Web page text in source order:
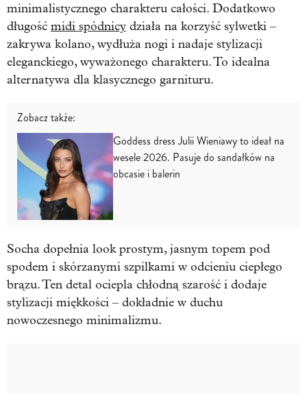
minimalistycznego charakteru całości. Dodatkowo
długość midi spódnicy działa na korzyść sylwetki –
zakrywa kolano, wydłuża nogi i nadaje stylizacji
eleganckiego, wyważonego charakteru. To idealna
alternatywa dla klasycznego garnituru.
Zobacz także:
Goddess dress Julii Wieniawy to ideał na
wesele 2026. Pasuje do sandałków na
obcasie i balerin
Socha dopełnia look prostym, jasnym topem pod
spodem i skórzanymi szpilkami w odcieniu ciepłego
brązu. Ten detal ociepla chłodną szarość i dodaje
stylizacji miękkości – dokładnie w duchu
nowoczesnego minimalizmu.